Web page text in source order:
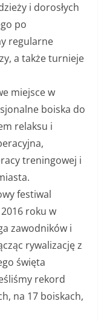
i dorosłych
po
regularne
a także turnieje
miejsce w
boiska do
relaksu i
treningowej i
festiwal
roku w
zawodników i
rywalizację z
święta
rekord
na 17 boiskach,